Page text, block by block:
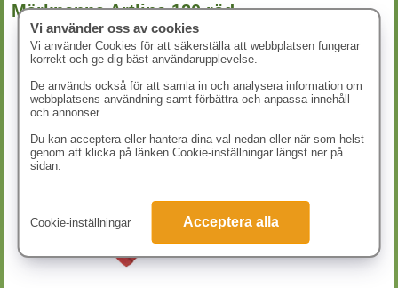
Märkpenna Artline 120 röd
Vi använder oss av cookies
Vi använder Cookies för att säkerställa att webbplatsen fungerar
korrekt och ge dig bäst användarupplevelse.
De används också för att samla in och analysera information om
webbplatsens användning samt förbättra och anpassa innehåll
och annonser.
Du kan acceptera eller hantera dina val nedan eller när som helst
genom att klicka på länken Cookie-inställningar längst ner på
sidan.
Cookie-inställningar Acceptera alla